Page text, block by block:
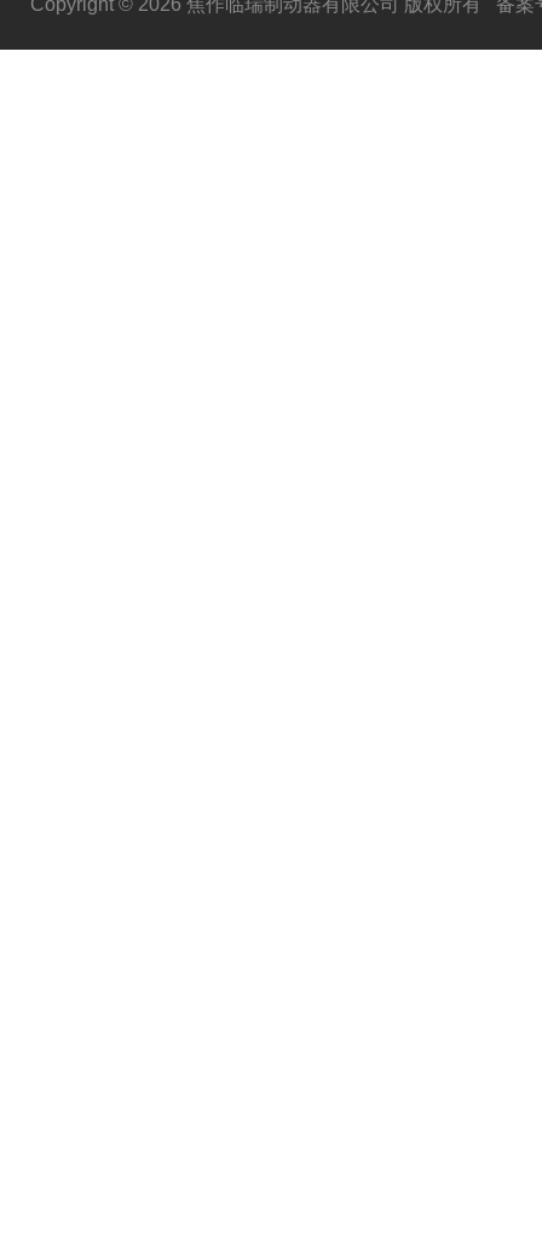
Copyright © 2026 焦作临瑞制动器有限公司 版权所有 备案